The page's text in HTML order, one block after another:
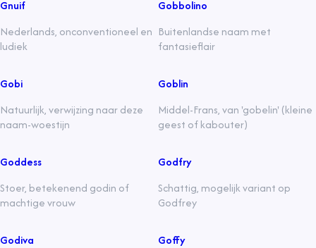
Gnuif
Nederlands, onconventioneel en
ludiek
Gobbolino
Buitenlandse naam met
fantasieflair
Gobi
Natuurlijk, verwijzing naar deze
naam-woestijn
Goblin
Middel-Frans, van 'gobelin' (kleine
geest of kabouter)
Goddess
Stoer, betekenend godin of
machtige vrouw
Godfry
Schattig, mogelijk variant op
Godfrey
Godiva
Goffy